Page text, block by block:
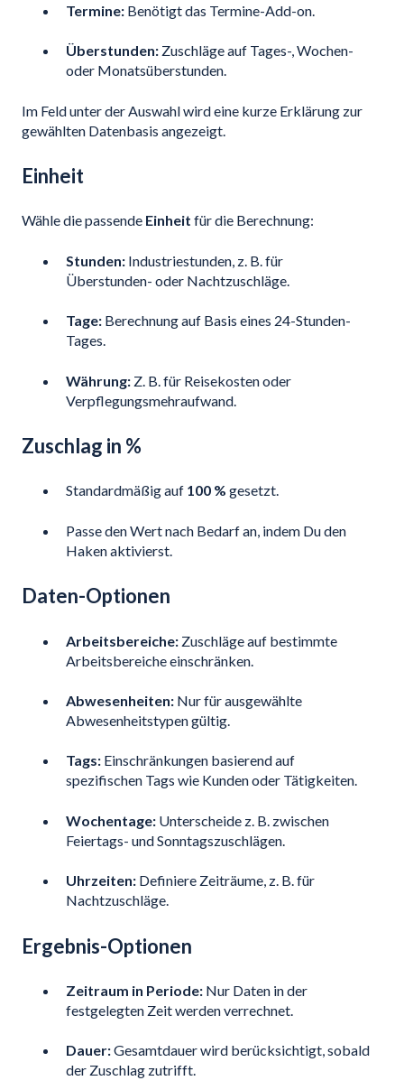
Termine: Benötigt das Termine-Add-on.
Überstunden: Zuschläge auf Tages-, Wochen-
oder Monatsüberstunden.
Im Feld unter der Auswahl wird eine kurze Erklärung zur
gewählten Datenbasis angezeigt.
Einheit
Wähle die passende Einheit für die Berechnung:
Stunden: Industriestunden, z. B. für
Überstunden- oder Nachtzuschläge.
Tage: Berechnung auf Basis eines 24-Stunden-
Tages.
Währung: Z. B. für Reisekosten oder
Verpflegungsmehraufwand.
Zuschlag in %
Standardmäßig auf 100 % gesetzt.
Passe den Wert nach Bedarf an, indem Du den
Haken aktivierst.
Daten-Optionen
Arbeitsbereiche: Zuschläge auf bestimmte
Arbeitsbereiche einschränken.
Abwesenheiten: Nur für ausgewählte
Abwesenheitstypen gültig.
Tags: Einschränkungen basierend auf
spezifischen Tags wie Kunden oder Tätigkeiten.
Wochentage: Unterscheide z. B. zwischen
Feiertags- und Sonntagszuschlägen.
Uhrzeiten: Definiere Zeiträume, z. B. für
Nachtzuschläge.
Ergebnis-Optionen
Zeitraum in Periode: Nur Daten in der
festgelegten Zeit werden verrechnet.
Dauer:Gesamtdauer wird berücksichtigt, sobald
der Zuschlag zutrifft.